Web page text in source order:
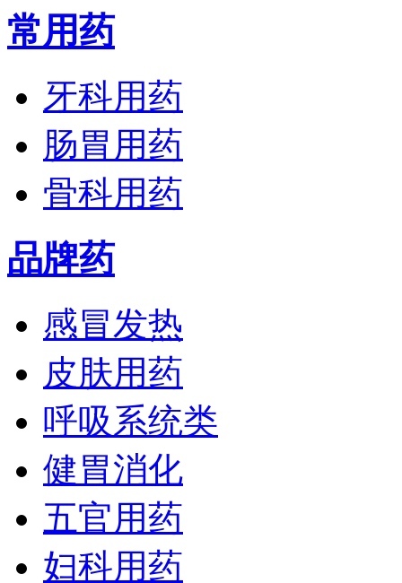
常用药
牙科用药
肠胃用药
骨科用药
品牌药
感冒发热
皮肤用药
呼吸系统类
健胃消化
五官用药
妇科用药